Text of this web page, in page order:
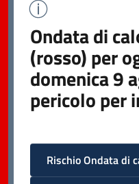
Ondata di
(rosso) per
domenica 9
pericolo per
Rischio Ondata di